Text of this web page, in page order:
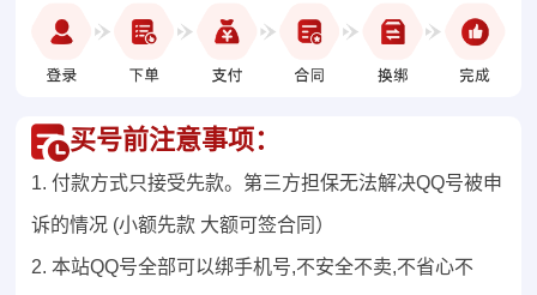
买号前注意事项：
1. 付款方式只接受先款。第三方担保无法解决QQ号被申
诉的情况 (小额先款 大额可签合同）
2. 本站QQ号全部可以绑手机号,不安全不卖,不省心不